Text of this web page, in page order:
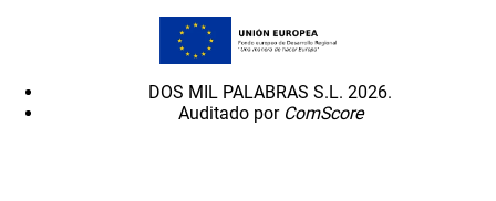
DOS MIL PALABRAS S.L. 2026.
Auditado por ComScore